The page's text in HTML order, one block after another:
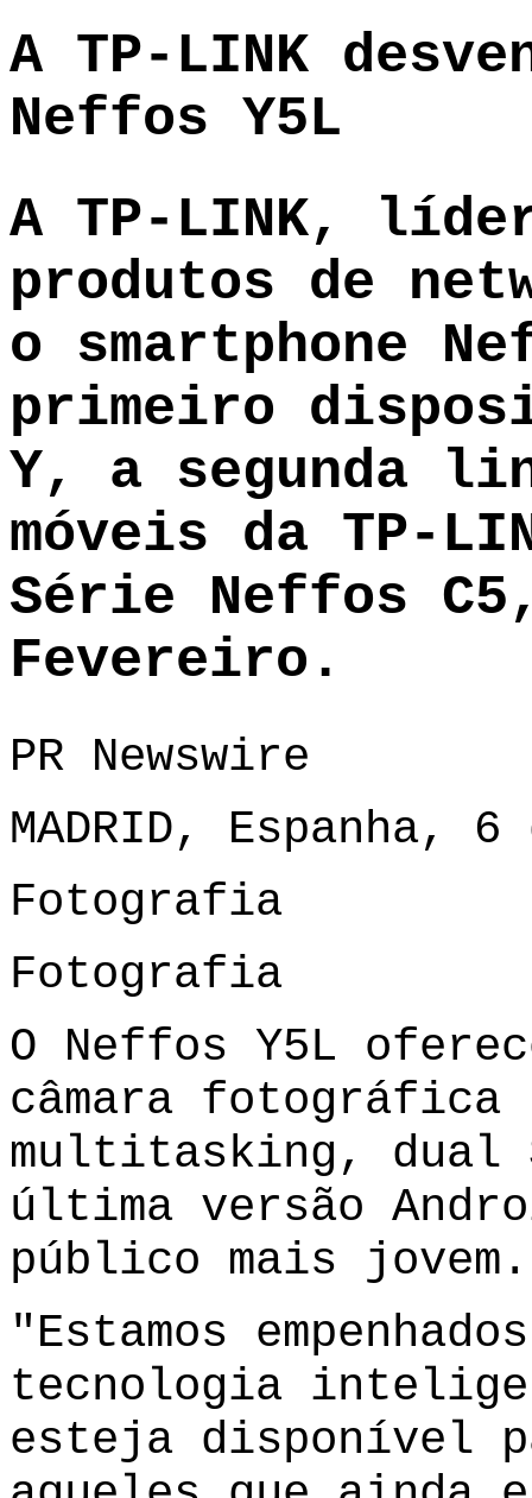
A TP-LINK
Neffos Y5L
A TP-LINK,
produtos de
o smartphone
primeiro
Y, a segunda
móveis da TP-
Série Neffos
Fevereiro.
PR Newswire
MADRID, Espanha,
Fotografia
Fotografia
O Neffos Y5L
câmara
multitasking, dual
última versão
público mais jovem.
"Estamos
tecnologia
esteja disponível